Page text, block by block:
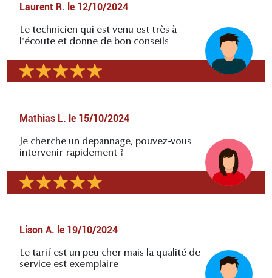
Laurent R. le 12/10/2024
Le technicien qui est venu est très à
l'écoute et donne de bon conseils
Mathias L. le 15/10/2024
Je cherche un depannage, pouvez-vous
intervenir rapidement ?
Lison A. le 19/10/2024
Le tarif est un peu cher mais la qualité de
service est exemplaire